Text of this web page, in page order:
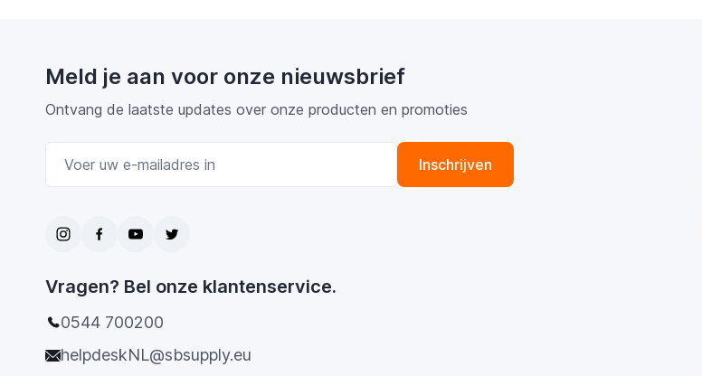
Meld je aan voor onze nieuwsbrief
Ontvang de laatste updates over onze producten en promoties
Inschrijven
Vragen? Bel onze klantenservice.
0544 700200
helpdeskNL@sbsupply.eu